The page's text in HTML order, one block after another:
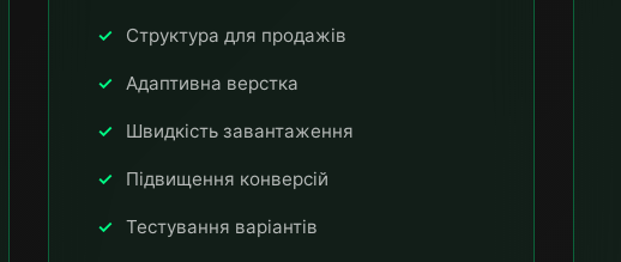
Структура для продажів
Адаптивна верстка
Швидкість завантаження
Підвищення конверсій
Тестування варіантів